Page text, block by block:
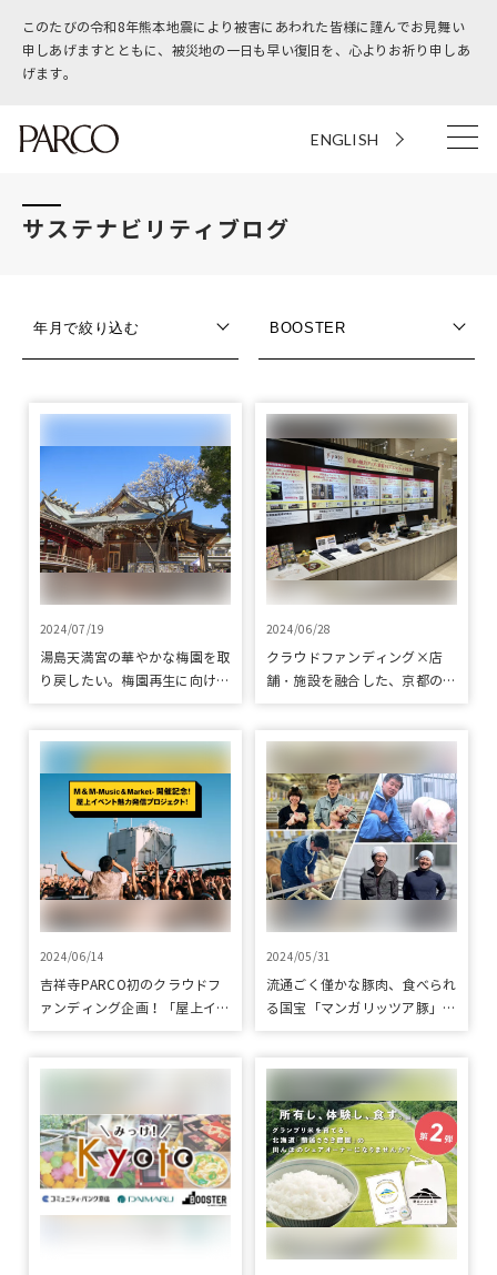
このたびの令和8年熊本地震により被害にあわれた皆様に謹んでお見舞い
申しあげますとともに、被災地の一日も早い復旧を、心よりお祈り申しあ
げます。
ENGLISH
サステナビリティブログ
2024/07/19
湯島天満宮の華やかな梅園を取
り戻したい。梅園再生に向けて
2024/06/28
クラウドファンディング×店
舗・施設を融合した、京都の魅
ックアップしてご紹介
2024/06/14
吉祥寺PARCO初のクラウドフ
ァンディング企画！「屋上イベ
2024/05/31
流通ごく僅かな豚肉、食べられ
る国宝「マンガリッツア豚」＆
ィングで応援